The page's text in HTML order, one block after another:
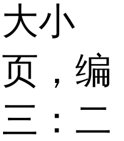
小
，编
：二